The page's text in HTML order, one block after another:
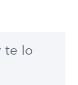
te lo